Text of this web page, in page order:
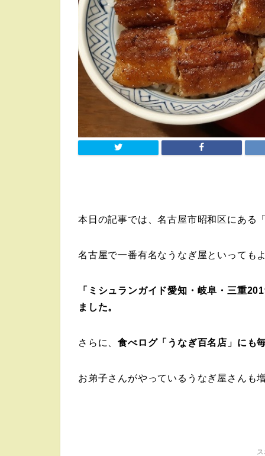
本日の記事では、名古屋市昭和区にある
名古屋で一番有名なうなぎ屋といっても
「ミシュランガイド愛知・岐阜・三重
ました。
さらに、食べログ「うなぎ百名店」にも
お弟子さんがやっているうなぎ屋さんも